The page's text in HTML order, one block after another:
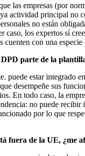
las empresas (por
actividad principal no
no están
caso, los expertos sí
cuenten con una
parte de la
puede estar integrado
desempeñe sus
En todo caso, la
no puede recibir
por lo que
fuera de la UE, ¿me